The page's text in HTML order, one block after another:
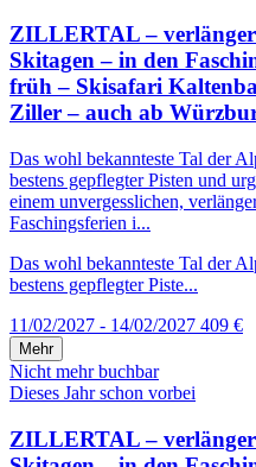
ZILLERTAL –
Skitagen – in den
früh – Skisafari
Ziller – auch ab
Das wohl bekannteste Tal der
bestens gepflegter Pisten und
einem unvergesslichen,
Faschingsferien i...
Das wohl bekannteste Tal der
bestens gepflegter Piste...
11/02/2027 - 14/02/2027 409 €
Mehr
Nicht mehr buchbar
Dieses Jahr schon vorbei
ZILLERTAL –